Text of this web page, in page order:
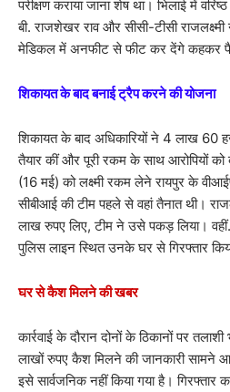
परीक्षण कराया जाना शेष था। भिलाई में
बी. राजशेखर राव और सीसी-टीसी
मेडिकल में अनफीट से फीट कर देंगे कहकर
शिकायत के बाद बनाई ट्रैप करने की योजना
शिकायत के बाद अधिकारियों ने 4 लाख 60
तैयार कीं और पूरी रकम के साथ आरोपियों को
(16 मई) को लक्ष्मी रकम लेने रायपुर के
सीबीआई की टीम पहले से वहां तैनात थी।
लाख रुपए लिए, टीम ने उसे पकड़ लिया।
पुलिस लाइन स्थित उनके घर से गिरफ्तार
घर से कैश मिलने की खबर
कार्रवाई के दौरान दोनों के ठिकानों पर
लाखों रुपए कैश मिलने की जानकारी सामने
इसे सार्वजनिक नहीं किया गया है। गिरफ्तार